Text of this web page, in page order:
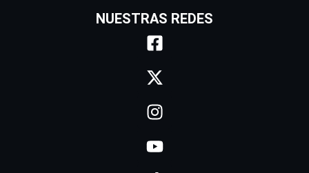
NUESTRAS REDES